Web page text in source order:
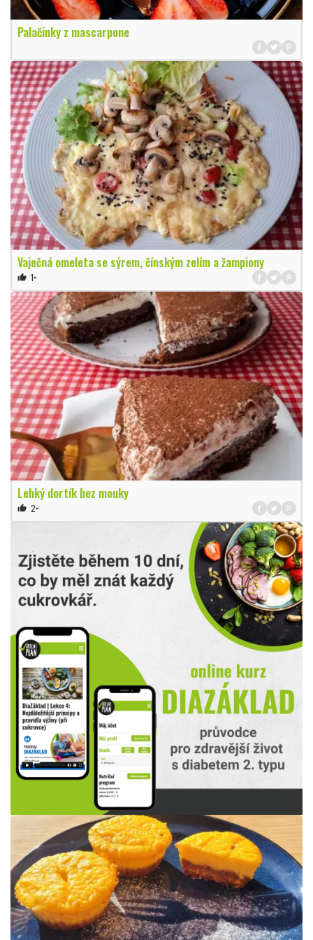
Palačinky z mascarpone
Vaječná omeleta se sýrem, čínským zelím a žampiony
thumb_up 1×
Lehký dortík bez mouky
thumb_up 2×